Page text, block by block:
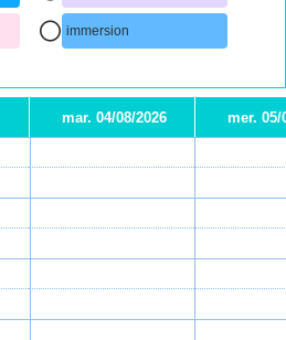
immersion
mar. 04/08/2026 mer. 05/